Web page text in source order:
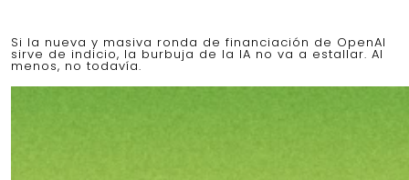
Si la nueva y masiva ronda de financiación de OpenAI
sirve de indicio, la burbuja de la IA no va a estallar. Al
menos, no todavía.